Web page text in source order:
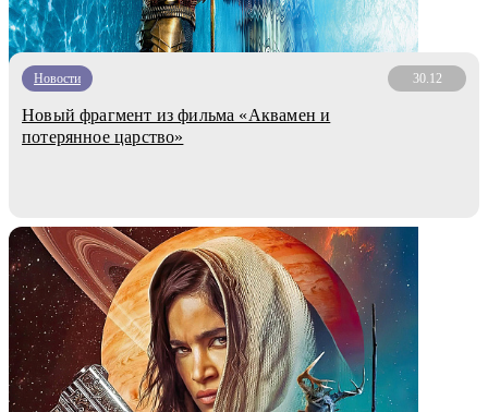
Новости 30.12
Новый фрагмент из фильма «Аквамен и
потерянное царство»